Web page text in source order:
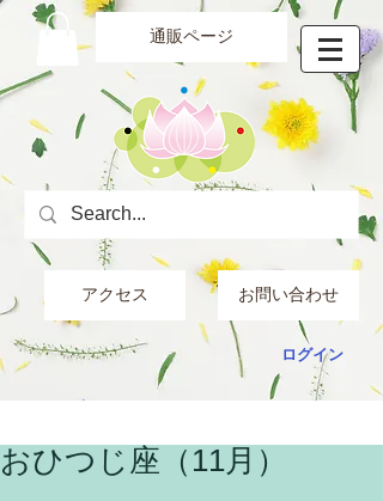
通販ページ
アクセス お問い合わせ
ログイン
おひつじ座（11月）